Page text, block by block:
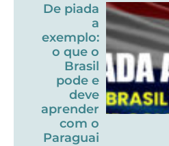
De piada
a
exemplo:
o que o
Brasil
pode e
deve
aprender
com o
Paraguai